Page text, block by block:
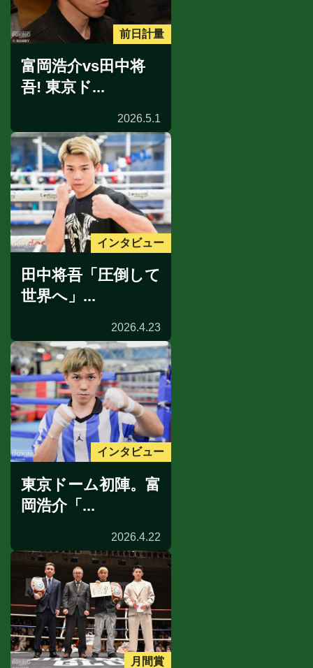
前日計量
富岡浩介vs田中将
吾! 東京ド...
2026.5.1
インタビュー
田中将吾「圧倒して
世界へ」...
2026.4.23
インタビュー
東京ドーム初陣。富
岡浩介「...
2026.4.22
月間賞